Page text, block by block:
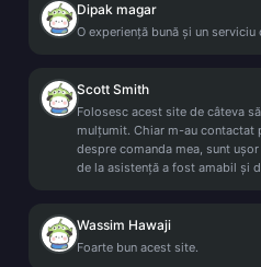
Dipak magar
O experiență bună și un
Scott Smith
Folosesc acest site de câteva
mulțumit. Chiar m-au contactat
despre comanda mea, sunt
de la asistență a fost amabil și
Wassim Hawaji
Foarte bun acest site.